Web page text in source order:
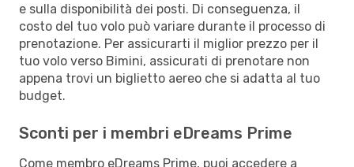
e sulla disponibilità dei posti. Di conseguenza, il
costo del tuo volo può variare durante il processo di
prenotazione. Per assicurarti il miglior prezzo per il
tuo volo verso Bimini, assicurati di prenotare non
appena trovi un biglietto aereo che si adatta al tuo
budget.
Sconti per i membri eDreams Prime
Come membro eDreams Prime, puoi accedere a